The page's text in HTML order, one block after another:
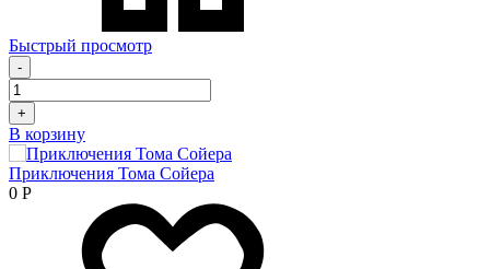
Быстрый просмотр
-
+
В корзину
Приключения Тома Сойера
0 Р